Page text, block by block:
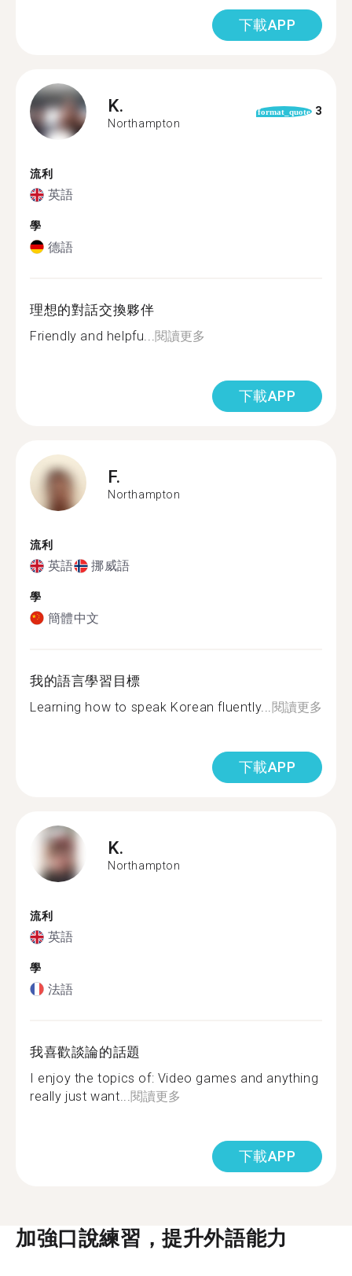
下載APP
K.
Northampton
format_quote 3
流利
英語
學
德語
理想的對話交換夥伴
Friendly and helpfu... 閱讀更多
下載APP
F.
Northampton
流利
英語 挪威語
學
簡體中文
我的語言學習目標
Learning how to speak Korean fluently... 閱讀更多
下載APP
K.
Northampton
流利
英語
學
法語
我喜歡談論的話題
I enjoy the topics of: Video games and anything
really just want... 閱讀更多
下載APP
加強口說練習，提升外語能力